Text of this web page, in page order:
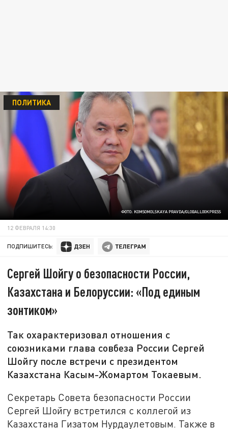
ФОТО: KOMSOMOLSKAYA PRAVDA/GLOBALLOOKPRESS
ПОЛИТИКА
12 ФЕВРАЛЯ 14:30
ПОДПИШИТЕСЬ:
Сергей Шойгу о безопасности России,
Казахстана и Белоруссии: «Под единым
зонтиком»
Так охарактеризовал отношения с
союзниками глава совбеза России Сергей
Шойгу после встречи с президентом
Казахстана Касым-Жомартом Токаевым.
Секретарь Совета безопасности России
Сергей Шойгу встретился с коллегой из
Казахстана Гизатом Нурдаулетовым. Также в